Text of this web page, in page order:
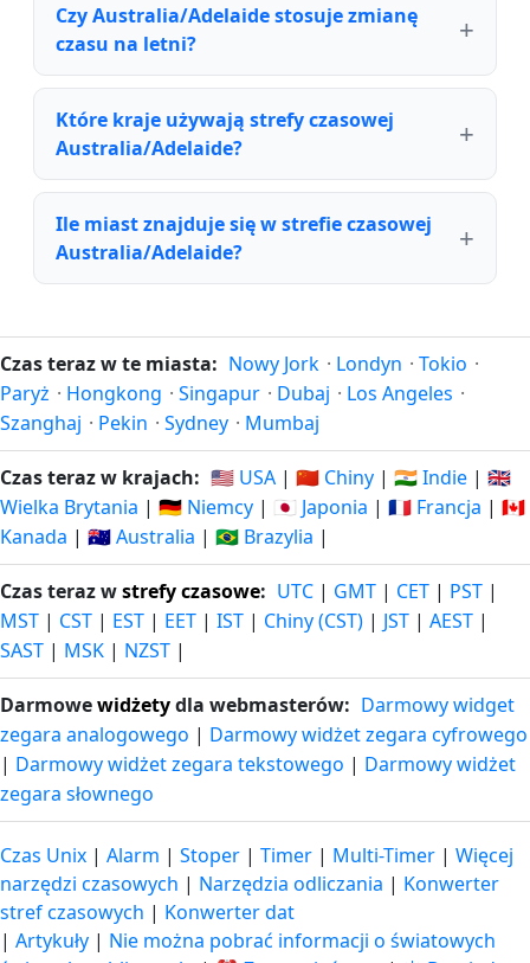
Czy Australia/Adelaide stosuje zmianę
czasu na letni?
Które kraje używają strefy czasowej
Australia/Adelaide?
Ile miast znajduje się w strefie czasowej
Australia/Adelaide?
Czas teraz w te miasta: Nowy Jork · Londyn · Tokio ·
Paryż · Hongkong · Singapur · Dubaj · Los Angeles ·
Szanghaj · Pekin · Sydney · Mumbaj
Czas teraz w krajach: 🇺🇸 USA | 🇨🇳 Chiny | 🇮🇳 Indie | 🇬🇧
Wielka Brytania | 🇩🇪 Niemcy | 🇯🇵 Japonia | 🇫🇷 Francja | 🇨🇦
Kanada | 🇦🇺 Australia | 🇧🇷 Brazylia |
Czas teraz wstrefy czasowe: UTC | GMT | CET | PST |
MST | CST | EST | EET | IST | Chiny (CST) | JST | AEST |
SAST | MSK | NZST |
Darmowewidżetydla webmasterów: Darmowy widget
zegara analogowego | Darmowy widżet zegara cyfrowego
| Darmowy widżet zegara tekstowego | Darmowy widżet
zegara słownego
Czas Unix | Alarm | Stoper | Timer | Multi-Timer | Więcej
narzędzi czasowych | Narzędzia odliczania | Konwerter
stref czasowych | Konwerter dat
| Artykuły | Nie można pobrać informacji o światowych